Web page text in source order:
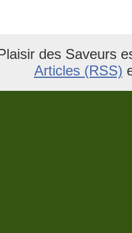
des Saveurs
Articles (RSS)